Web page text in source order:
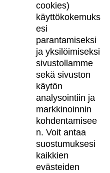
Skanska Kodit
Artikkelit
Digitaalinen
Asiakkaiden
Vastuullisuus
Tietosuojaseloste
Käyttöehdot
Evästeasetukset
cookies)
käyttökokemuks
esi
parantamiseksi
ja yksilöimiseksi
sivustollamme
sekä sivuston
käytön
analysointiin ja
markkinoinnin
kohdentamisee
n. Voit antaa
suostumuksesi
kaikkien
evästeiden